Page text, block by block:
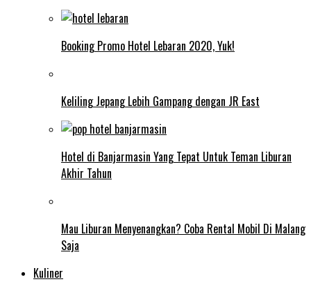
Booking Promo Hotel Lebaran 2020, Yuk!
Keliling Jepang Lebih Gampang dengan JR East
Hotel di Banjarmasin Yang Tepat Untuk Teman Liburan
Akhir Tahun
Mau Liburan Menyenangkan? Coba Rental Mobil Di Malang
Saja
Kuliner